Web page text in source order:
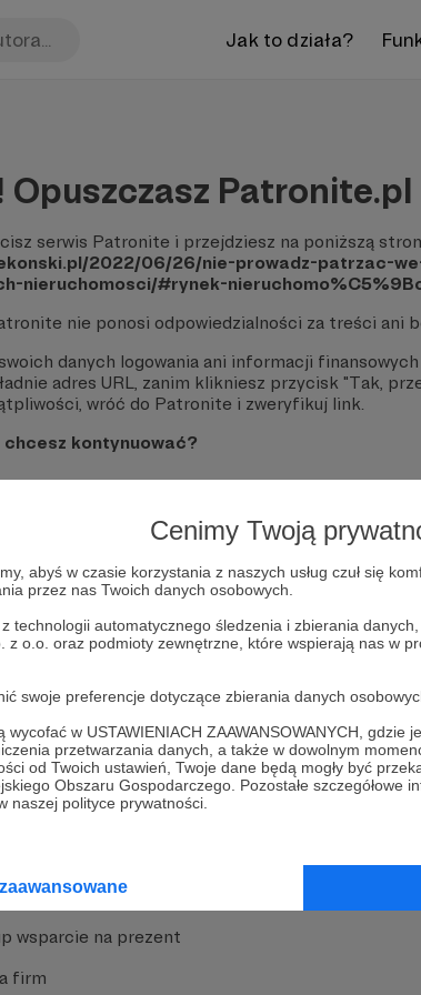
Cenimy Twoją
abyś w czasie korzystania z naszych usług czuł się
przez nas Twoich danych osobowych.
technologii automatycznego śledzenia i zbierania
o.o. oraz podmioty zewnętrzne, które wspierają nas w
swoje preferencje dotyczące zbierania danych
w USTAWIENIACH ZAAWANSOWANYCH, gdzie
przetwarzania danych, a także w dowolnym
od Twoich ustawień, Twoje dane będą mogły być
Obszaru Gospodarczego. Pozostałe szczegółowe
naszej polityce prywatności.
Jak to działa?
Opuszczasz Patronite.pl
serwis Patronite i przejdziesz na poniższą
2022/06/26/nie-prowadz-patrzac-
nieruchomosci/#rynek-
nie ponosi odpowiedzialności za treści ani
danych logowania ani informacji
adres URL, zanim klikniesz przycisk "Tak,
wróć do Patronite i zweryfikuj link.
chcesz kontynuować?
to działa
Patronite
Patronite?
Twórców
wsparcie na prezent
firm
MCN
Suppi.pl